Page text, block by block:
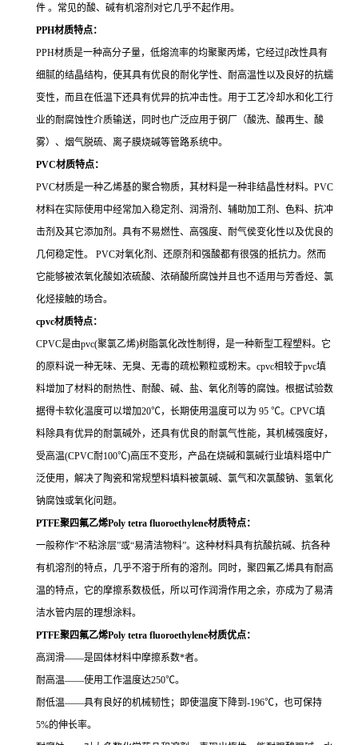
件 。常见的酸、碱有机溶剂对它几乎不起作用。
PPH材质特点：
PPH材质是一种高分子量，低熔流率的均聚聚丙烯，它经过β改性具有
细腻的结晶结构，使其具有优良的耐化学性、耐高温性以及良好的抗蠕
变性，而且在低温下还具有优异的抗冲击性。用于工艺冷却水和化工行
业的耐腐蚀性介质输送，同时也广泛应用于钢厂（酸洗、酸再生、酸
雾）、烟气脱硫、离子膜烧碱等管路系统中。
PVC材质特点：
PVC材质是一种乙烯基的聚合物质，其材料是一种非结晶性材料。PVC
材料在实际使用中经常加入稳定剂、润滑剂、辅助加工剂、色料、抗冲
击剂及其它添加剂。具有不易燃性、高强度、耐气侯变化性以及优良的
几何稳定性。 PVC对氧化剂、还原剂和强酸都有很强的抵抗力。然而
它能够被浓氧化酸如浓硫酸、浓硝酸所腐蚀并且也不适用与芳香烃、氯
化烃接触的场合。
cpvc材质特点：
CPVC是由pvc(聚氯乙烯)树脂氯化改性制得，是一种新型工程塑料。它
的原料说一种无味、无臭、无毒的疏松颗粒或粉末。cpvc相较于pvc填
料增加了材料的耐热性、耐酸、碱、盐、氧化剂等的腐蚀。根据试验数
据得卡软化温度可以增加20℃，长期使用温度可以为 95 ℃。CPVC填
料除具有优异的耐氯碱外，还具有优良的耐氯气性能，其机械强度好，
受高温(CPVC耐100℃)高压不变形，产品在烧碱和氯碱行业填料塔中广
泛使用，解决了陶瓷和常规塑料填料被氯碱、氯气和次氯酸钠、氢氧化
钠腐蚀或氧化问题。
PTFE聚四氟乙烯Poly tetra fluoroethylene材质特点：
一般称作“不粘涂层”或“易清洁物料”。这种材料具有抗酸抗碱、抗各种
有机溶剂的特点，几乎不溶于所有的溶剂。同时，聚四氟乙烯具有耐高
温的特点，它的摩擦系数极低，所以可作润滑作用之余，亦成为了易清
洁水管内层的理想涂料。
PTFE聚四氟乙烯Poly tetra fluoroethylene材质优点：
高润滑——是固体材料中摩擦系数*者。
耐高温——使用工作温度达250℃。
耐低温——具有良好的机械韧性；即使温度下降到-196℃，也可保持
5%的伸长率。